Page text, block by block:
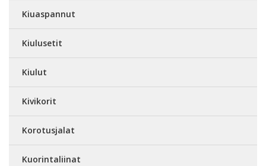
Kiuaspannut
Kiulusetit
Kiulut
Kivikorit
Korotusjalat
Kuorintaliinat